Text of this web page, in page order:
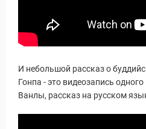
И небольшой рассказ о
Гонпа - это видеозапись
Ванлы, рассказ на русском